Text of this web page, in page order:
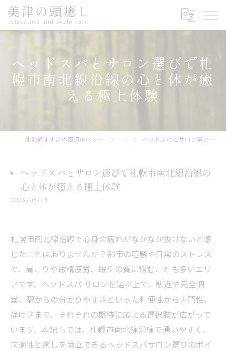
ヘッドスパとサロン選びで札
幌市南北線沿線の心と体が癒
える極上体験
北海道すすきの周辺のヘッドスパなら美津の頭癒し relaxation and scalp care コラム ヘッドスパとサロン選びで札幌市南北線沿線の心と体が癒える極上体験
ヘッドスパとサロン選びで札幌市南北線沿線の
心と体が癒える極上体験
2026/05/19
札幌市南北線沿線で心身の疲れがなかなか抜けないと感
じたことはありませんか？都市の喧騒や日常のストレス
で、肩こりや眼精疲労、眠りの質に悩むことも多いエリ
アです。ヘッドスパ サロンを選ぶ上で、駅近や完全個
室、駅からの分かりやすさといった利便性から専門性、
静けさまで、それぞれの期待に応える選択肢が広がって
います。本記事では、札幌市南北線沿線で通いやすく、
快適性と癒しを両立できるヘッドスパサロン選びのポイ